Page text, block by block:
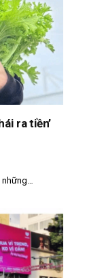
ra tiền’